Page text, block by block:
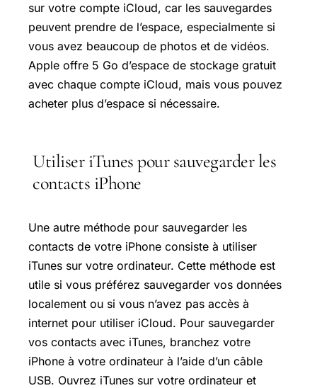
sur votre compte iCloud, car les sauvegardes
peuvent prendre de l’espace, especialmente si
vous avez beaucoup de photos et de vidéos.
Apple offre 5 Go d’espace de stockage gratuit
avec chaque compte iCloud, mais vous pouvez
acheter plus d’espace si nécessaire.
Utiliser iTunes pour sauvegarder les
contacts iPhone
Une autre méthode pour sauvegarder les
contacts de votre iPhone consiste à utiliser
iTunes sur votre ordinateur. Cette méthode est
utile si vous préférez sauvegarder vos données
localement ou si vous n’avez pas accès à
internet pour utiliser iCloud. Pour sauvegarder
vos contacts avec iTunes, branchez votre
iPhone à votre ordinateur à l’aide d’un câble
USB. Ouvrez iTunes sur votre ordinateur et